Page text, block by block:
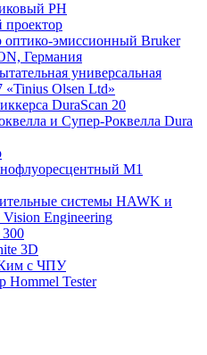
РН
оптико-эмиссионный Bruker
Германия
универсальная
«Tinius Olsen Ltd»
DuraScan 20
и Супер-Роквелла Dura
М1
системы HAWK и
Engineering
3D
с ЧПУ
Hommel Tester